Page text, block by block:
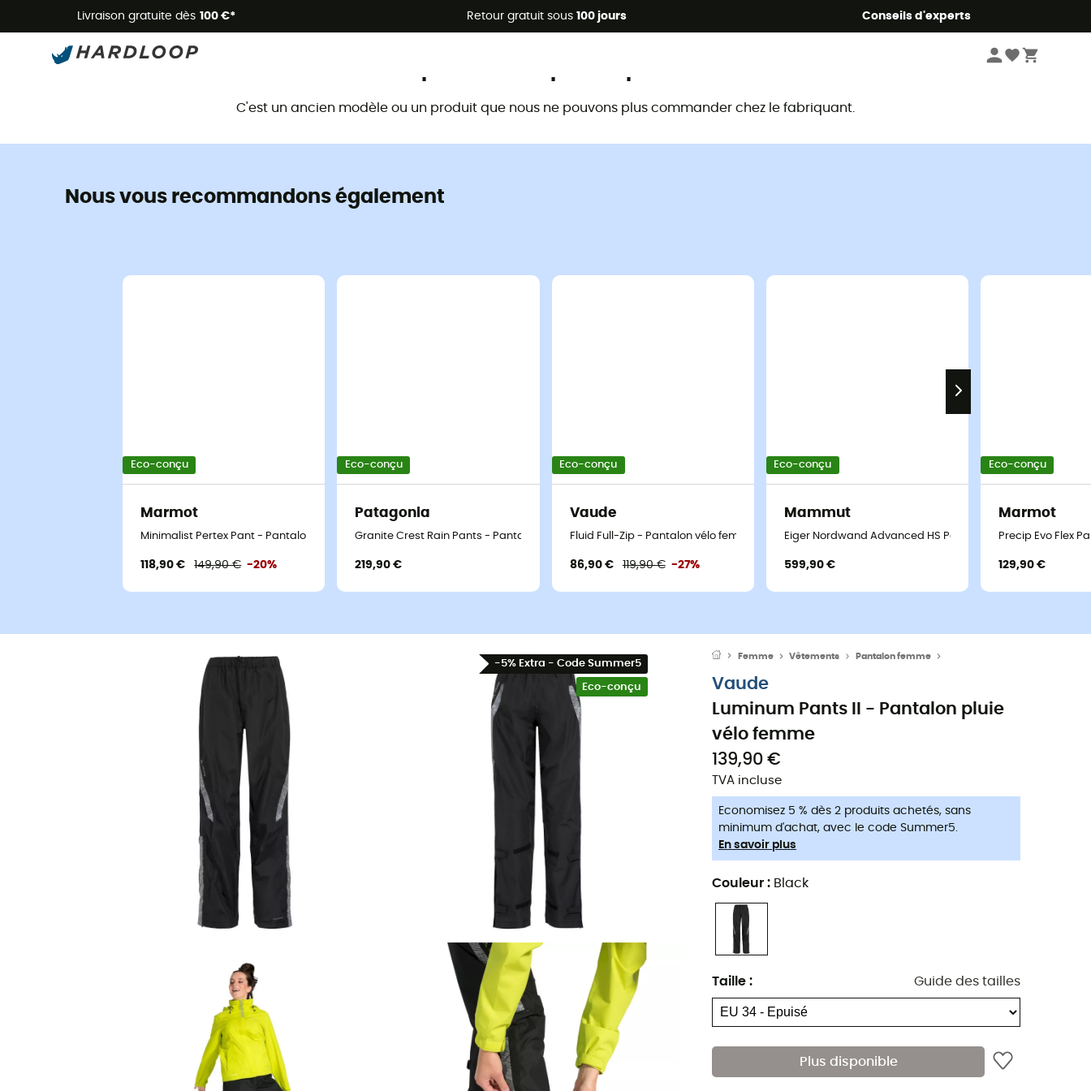
Livraison gratuite dès 100 €* Retour gratuit sous 100 jours Conseils d'experts
Promos d'été 🔥 -5 % EXTRA dès 2 produits* code Summer5
C'est un ancien modèle ou un produit que nous ne pouvons plus commander chez le fabriquant.
Nous vous recommandons également
Eco-conçu
Marmot
Minimalist Pertex Pant - Pantalon imperméable femme
118,90 € 149,90 € -20%
Eco-conçu
Patagonia
Granite Crest Rain Pants - Pantalon imperméable femme
219,90 €
Eco-conçu
Vaude
Fluid Full-Zip - Pantalon vélo femme
86,90 € 119,90 € -27%
Eco-conçu
Mammut
Eiger Nordwand Advanced HS Pants - Pantalon hardshell
599,90 €
Eco-conçu
Marmot
Precip Evo Flex
129,90 €
-5% Extra - Code Summer5
Eco-conçu
Femme Vêtements Pantalon femme
Vaude
Luminum Pants II - Pantalon pluie
vélo femme
139,90 €
TVA incluse
Economisez 5 % dès 2 produits achetés, sans
minimum d'achat, avec le code Summer5.
En savoir plus
Couleur : Black
Taille : Guide des tailles
Plus disponible